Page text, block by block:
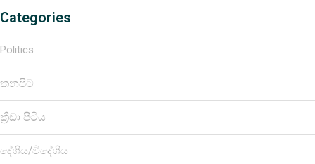
Categories
Politics
කනපිට
ක්‍රීඩා පිටිය
දේශීය/විදේශීය